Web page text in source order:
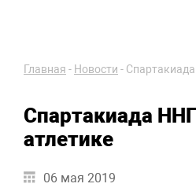
Главная - Новости -
Спартакиада
атлетике
06 мая 2019